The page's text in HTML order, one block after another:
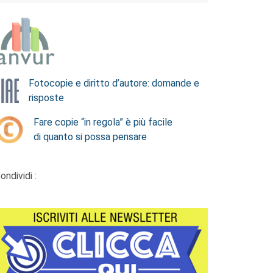
Fotocopie e diritto d’autore: domande e
risposte
Fare copie “in regola” è più facile
di quanto si possa pensare
: